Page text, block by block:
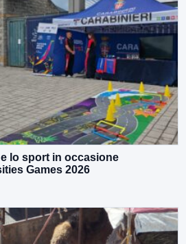
lo sport in occasione
Games 2026